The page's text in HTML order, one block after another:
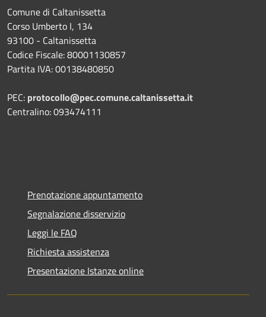
Comune di Caltanissetta
Corso Umberto I, 134
93100 - Caltanissetta
Codice Fiscale: 80001130857
Partita IVA: 00138480850
PEC: protocollo@pec.comune.caltanissetta.it
Centralino: 093474111
Prenotazione appuntamento
Segnalazione disservizio
Leggi le FAQ
Richiesta assistenza
Presentazione Istanze online